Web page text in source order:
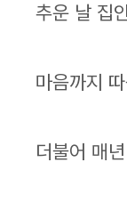
추운 날 집
마음까지
더불어 매